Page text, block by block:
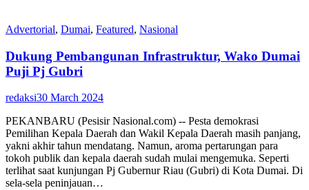
Advertorial, Dumai, Featured, Nasional
Dukung Pembangunan Infrastruktur, Wako Dumai
Puji Pj Gubri
redaksi30 March 2024
PEKANBARU (Pesisir Nasional.com) -- Pesta demokrasi
Pemilihan Kepala Daerah dan Wakil Kepala Daerah masih panjang,
yakni akhir tahun mendatang. Namun, aroma pertarungan para
tokoh publik dan kepala daerah sudah mulai mengemuka. Seperti
terlihat saat kunjungan Pj Gubernur Riau (Gubri) di Kota Dumai. Di
sela-sela peninjauan…